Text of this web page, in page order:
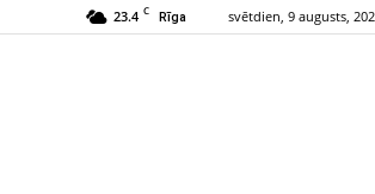
23.4 C Rīga svētdien, 9 augusts,